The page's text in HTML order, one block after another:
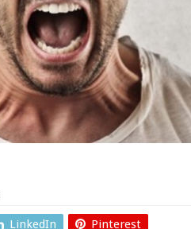
LinkedIn Pinterest